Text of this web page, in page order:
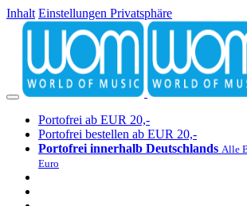
Inhalt Einstellungen Privatsphäre
Portofrei ab EUR 20,-
Portofrei bestellen ab EUR 20,-
Portofrei innerhalb Deutschlands Alle
Euro